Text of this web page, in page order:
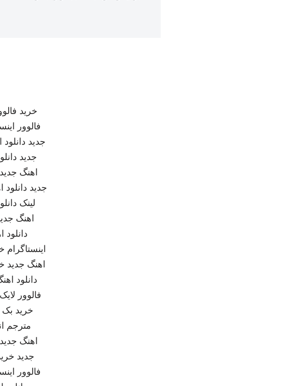
خرید
فالوور
جدید
جدید
اهنگ جدید
جدید دانلود
لینک
اهنگ
دانلود
اینستاگرام
اهنگ جدید
دانلود
فالوور
خرید بک
مترجم
اهنگ جدید
جدید
فالوور